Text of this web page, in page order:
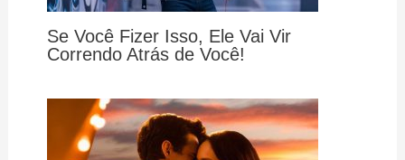
Se Você Fizer Isso, Ele Vai Vir
Correndo Atrás de Você!